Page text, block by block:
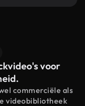
voor
commerciële als
videobibliotheek